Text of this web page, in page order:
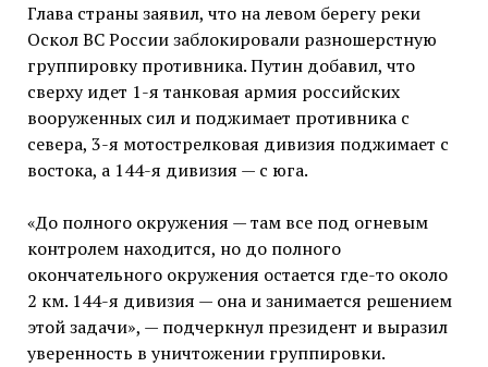
Глава страны заявил, что на левом берегу реки
Оскол ВС России заблокировали разношерстную
группировку противника. Путин добавил, что
сверху идет 1-я танковая армия российских
вооруженных сил и поджимает противника с
севера, 3-я мотострелковая дивизия поджимает с
востока, а 144-я дивизия — с юга.
«До полного окружения — там все под огневым
контролем находится, но до полного
окончательного окружения остается где-то около
2 км. 144-я дивизия — она и занимается решением
этой задачи», — подчеркнул президент и выразил
уверенность в уничтожении группировки.